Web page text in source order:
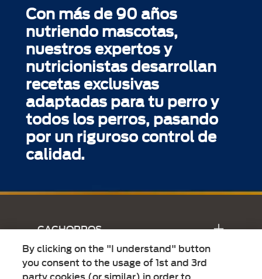
Con más de 90 años
nutriendo mascotas,
nuestros expertos y
nutricionistas desarrollan
recetas exclusivas
adaptadas para tu perro y
todos los perros, pasando
por un riguroso control de
calidad.
CACHORROS
ADULTOS
By clicking on the "I understand" button
you consent to the usage of 1st and 3rd
party cookies (or similar) in order to